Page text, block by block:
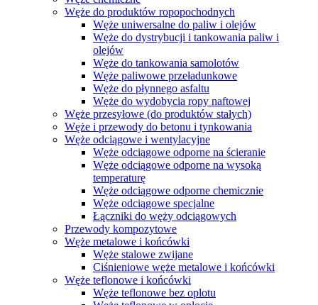
Węże do produktów ropopochodnych
Węże uniwersalne do paliw i olejów
Węże do dystrybucji i tankowania paliw i
olejów
Węże do tankowania samolotów
Węże paliwowe przeładunkowe
Węże do płynnego asfaltu
Węże do wydobycia ropy naftowej
Węże przesyłowe (do produktów stałych)
Węże i przewody do betonu i tynkowania
Węże odciągowe i wentylacyjne
Węże odciągowe odporne na ścieranie
Węże odciągowe odporne na wysoką
temperaturę
Węże odciągowe odporne chemicznie
Węże odciągowe specjalne
Łączniki do węży odciągowych
Przewody kompozytowe
Węże metalowe i końcówki
Węże stalowe zwijane
Ciśnieniowe węże metalowe i końcówki
Węże teflonowe i końcówki
Węże teflonowe bez oplotu